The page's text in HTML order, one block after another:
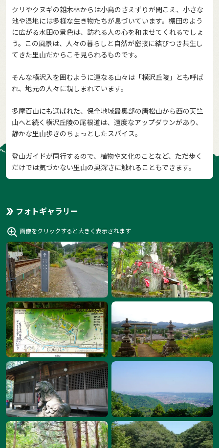
クリやクヌギの雑木林からは小鳥のさえずりが聞こえ、小さな
池や湿地には多様な生き物たちが息づいています。棚田のよう
に広がる水田の景色は、訪れる人の心を和ませてくれるでしょ
う。この風景は、人々の暮らしと自然が密接に結びつき共生し
てきた里山だからこそ見られるものです。
そんな横沢入を囲むように連なる山々は「横沢丘陵」とも呼ば
れ、地元の人々に親しまれています。
多摩百山にも選ばれた、保全地域最奥部の唐松山から西の天竺
山へと続く横沢丘陵の尾根道は、適度なアップダウンがあり、
静かな里山歩きのちょっとしたスパイス。
登山ガイドが同行するので、植物や文化のことなど、ただ歩く
だけでは気づかない里山の奥深さに触れることもできます。
フォトギャラリー
画像をクリックすると大きく表示されます